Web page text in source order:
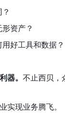
资产？
好工具和数据？
器。 不止西贝，
实现业务腾飞。